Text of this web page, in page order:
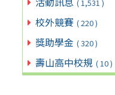
( 1,531 )
校外競賽 ( 220 )
獎助學金 ( 320 )
壽山高中校規 ( 10 )